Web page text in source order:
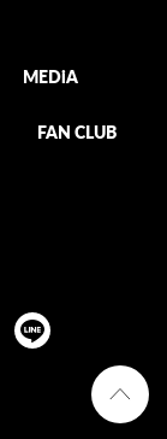
MEDiA
FAN CLUB